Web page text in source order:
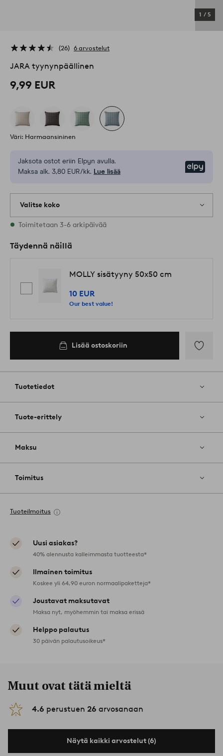
1 / 5
26 6 arvostelut
JARA tyynynpäällinen
9,99 EUR
Väri: Harmaansininen
Jaksota ostot eriin Elpyn avulla.
Maksa alk. 3,80 EUR/kk. Lue lisää
Valitse koko
1 varastossa olevat koot
Toimitetaan 3-6 arkipäivää
Täydennä näillä
MOLLY sisätyyny 50x50 cm
10 EUR
Our best value!
Lisää ostoskoriin
Tuotetiedot
Tuote-erittely
Maksu
Toimitus
Tuoteilmoitus
Uusi asiakas?
40% alennusta kalleimmasta tuotteesta*
Ilmainen toimitus
Koskee yli 64,90 euron normaalipaketteja*
Joustavat maksutavat
Maksa nyt, myöhemmin tai maksa erissä
Helppo palautus
30 päivän palautusoikeus*
Muut ovat tätä mieltä
4.6 perustuen 26 arvosanaan
Näytä kaikki arvostelut (6)